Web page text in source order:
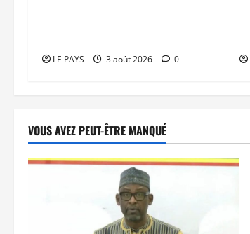
LE PAYS 3 août 2026 0
VOUS AVEZ PEUT-ÊTRE MANQUÉ